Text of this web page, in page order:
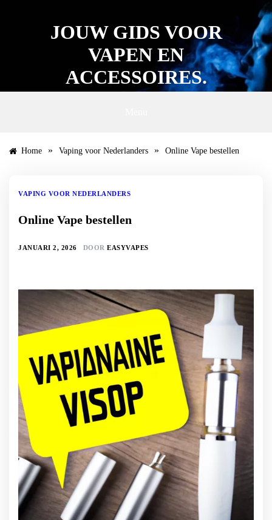
JOUW GIDS VOOR
VAPEN EN
ACCESSOIRES.
Home » Vaping voor Nederlanders » Online Vape bestellen
VAPING VOOR NEDERLANDERS
Online Vape bestellen
JANUARI 2, 2026 DOOR EASYVAPES